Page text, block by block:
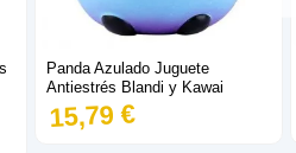
Panda Azulado Juguete
Antiestrés Blandi y Kawai
15,79 €